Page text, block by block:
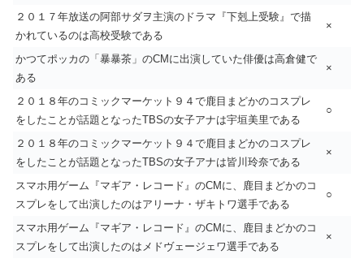
２０１７年放送の阿部サダヲ主演のドラマ『下剋上受験』で描
かれているのは高校受験である
×
かつてポッカの「暴暴茶」のCMに出演していた俳優は高倉健で
ある
×
２０１８年のコミックマーケット９４で鹿目まどかのコスプレ
をしたことが話題となったTBSの女子アナは宇垣美里である
○
２０１８年のコミックマーケット９４で鹿目まどかのコスプレ
をしたことが話題となったTBSの女子アナは皆川玲奈である
×
スマホ用ゲーム『マギア・レコード』のCMに、鹿目まどかのコ
スプレをして出演したのはアリーナ・ザキトワ選手である
○
スマホ用ゲーム『マギア・レコード』のCMに、鹿目まどかのコ
スプレをして出演したのはメドヴェージェワ選手である
×